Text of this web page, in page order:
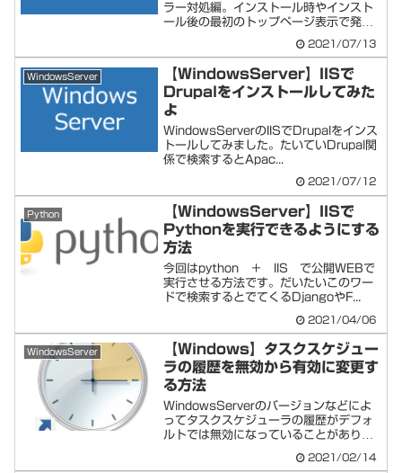
ラー対処編。インストール時やインスト
ール後の最初のトップページ表示で発生
2021/07/13
WindowsServer
【WindowsServer】IISで
Drupalをインストールしてみた
よ
WindowsServerのIISでDrupalをインス
トールしてみました。たいていDrupal関
係で検索するとApac...
2021/07/12
Python
【WindowsServer】IISで
Pythonを実行できるようにする
方法
今回はpython ＋ IIS で公開WEBで
実行させる方法です。だいたいこのワー
ドで検索するとでてくるDjangoやF...
2021/04/06
WindowsServer
【Windows】タスクスケジュー
ラの履歴を無効から有効に変更す
る方法
WindowsServerのバージョンなどによ
ってタスクスケジューラの履歴がデフォ
ルトでは無効になっていることがありま
2021/02/14